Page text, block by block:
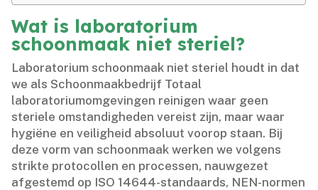
Wat is laboratorium
schoonmaak niet steriel?
Laboratorium schoonmaak niet steriel houdt in dat
we als Schoonmaakbedrijf Totaal
laboratoriumomgevingen reinigen waar geen
steriele omstandigheden vereist zijn, maar waar
hygiëne en veiligheid absoluut voorop staan.​ Bij
deze vorm van schoonmaak werken we volgens
strikte protocollen en processen, nauwgezet
afgestemd op ISO 14644-standaards, NEN-normen